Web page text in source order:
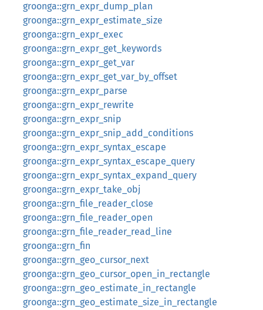
groonga::grn_expr_dump_plan
groonga::grn_expr_estimate_size
groonga::grn_expr_exec
groonga::grn_expr_get_keywords
groonga::grn_expr_get_var
groonga::grn_expr_get_var_by_offset
groonga::grn_expr_parse
groonga::grn_expr_rewrite
groonga::grn_expr_snip
groonga::grn_expr_snip_add_conditions
groonga::grn_expr_syntax_escape
groonga::grn_expr_syntax_escape_query
groonga::grn_expr_syntax_expand_query
groonga::grn_expr_take_obj
groonga::grn_file_reader_close
groonga::grn_file_reader_open
groonga::grn_file_reader_read_line
groonga::grn_fin
groonga::grn_geo_cursor_next
groonga::grn_geo_cursor_open_in_rectangle
groonga::grn_geo_estimate_in_rectangle
groonga::grn_geo_estimate_size_in_rectangle